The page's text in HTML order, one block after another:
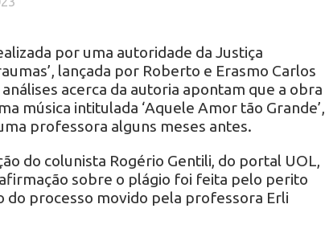
por uma autoridade da Justiça
lançada por Roberto e Erasmo Carlos
acerca da autoria apontam que a obra
música intitulada ‘Aquele Amor tão Grande’,
professora alguns meses antes.
do colunista Rogério Gentili, do portal UOL,
sobre o plágio foi feita pelo perito
do processo movido pela professora Erli